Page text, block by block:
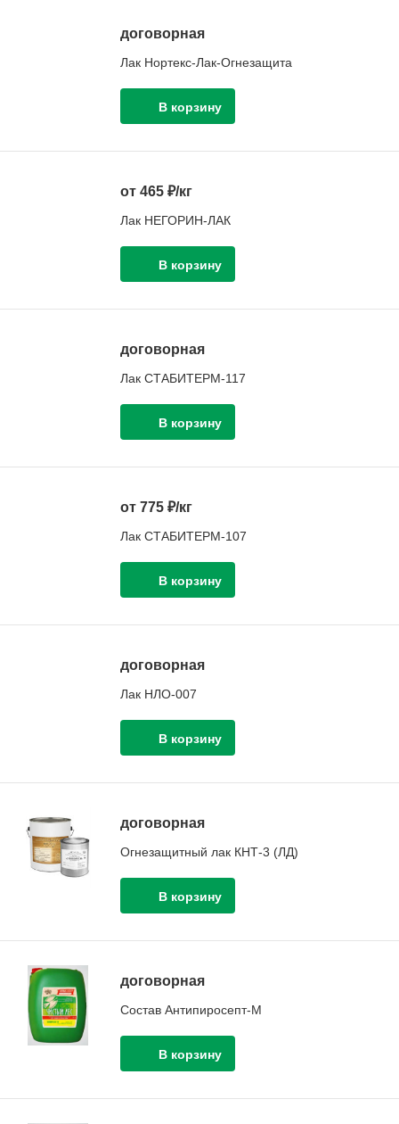
договорная
Лак Нортекс-Лак-Огнезащита
от 465 ₽/кг
Лак НЕГОРИН-ЛАК
договорная
Лак СТАБИТЕРМ-117
от 775 ₽/кг
Лак СТАБИТЕРМ-107
договорная
Лак НЛО-007
договорная
Огнезащитный лак КНТ-3 (ЛД)
договорная
Состав Антипиросепт-М